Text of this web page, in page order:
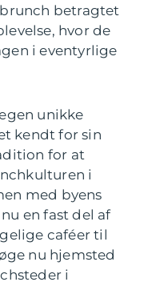
betragtet
hvor de
i eventyrlige
unikke
kendt for sin
for at
i
med byens
en fast del af
caféer til
nu hjemsted
i